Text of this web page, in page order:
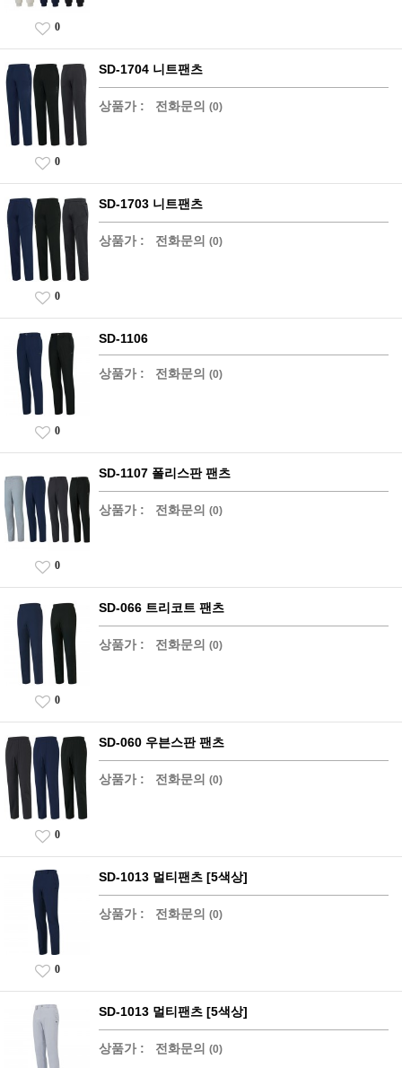
0
SD-1704 니트팬츠
상품가 : 전화문의 (0)
0
SD-1703 니트팬츠
상품가 : 전화문의 (0)
0
SD-1106
상품가 : 전화문의 (0)
0
SD-1107 폴리스판 팬츠
상품가 : 전화문의 (0)
0
SD-066 트리코트 팬츠
상품가 : 전화문의 (0)
0
SD-060 우븐스판 팬츠
상품가 : 전화문의 (0)
0
SD-1013 멀티팬츠 [5색상]
상품가 : 전화문의 (0)
0
SD-1013 멀티팬츠 [5색상]
상품가 : 전화문의 (0)